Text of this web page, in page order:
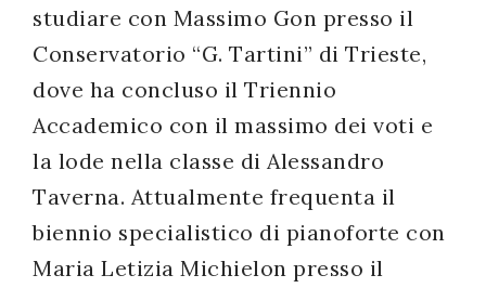
studiare con Massimo Gon presso il
Conservatorio “G. Tartini” di Trieste,
dove ha concluso il Triennio
Accademico con il massimo dei voti e
la lode nella classe di Alessandro
Taverna. Attualmente frequenta il
biennio specialistico di pianoforte con
Maria Letizia Michielon presso il